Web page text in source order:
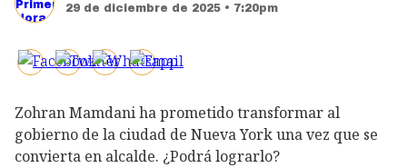
29 de diciembre de 2025 • 7:20pm
Zohran Mamdani ha prometido transformar al
gobierno de la ciudad de Nueva York una vez que se
convierta en alcalde. ¿Podrá lograrlo?